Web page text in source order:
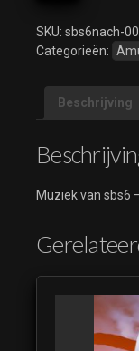
nacht
-
aantal
SKU: sbs6nach-
Categorieën:
Beschrijving
Muziek van sbs6